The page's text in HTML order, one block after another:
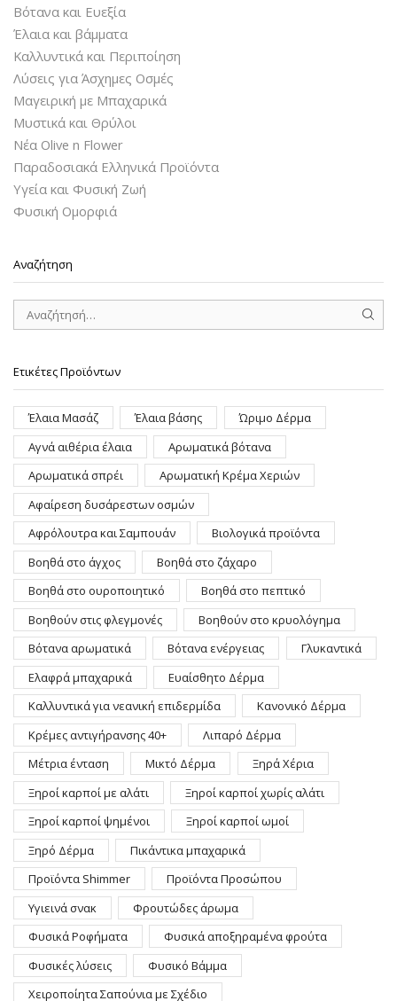
Βότανα και Ευεξία
Έλαια και βάμματα
Καλλυντικά και Περιποίηση
Λύσεις για Άσχημες Οσμές
Μαγειρική με Μπαχαρικά
Μυστικά και Θρύλοι
Νέα Olive n Flower
Παραδοσιακά Ελληνικά Προϊόντα
Υγεία και Φυσική Ζωή
Φυσική Ομορφιά
Αναζήτηση
Ετικέτες Προϊόντων
Έλαια Μασάζ Έλαια βάσης
Ώριμο Δέρμα
Αγνά αιθέρια έλαια
Αρωματικά βότανα
Αρωματικά σπρέι
Αρωματική Κρέμα Χεριών
Αφαίρεση δυσάρεστων οσμών
Αφρόλουτρα και Σαμπουάν
Βιολογικά προϊόντα
Βοηθά στο άγχος
Βοηθά στο ζάχαρο
Βοηθά στο ουροποιητικό
Βοηθά στο πεπτικό
Βοηθούν στις φλεγμονές
Βοηθούν στο κρυολόγημα
Βότανα αρωματικά
Βότανα ενέργειας
Γλυκαντικά
Ελαφρά μπαχαρικά
Ευαίσθητο Δέρμα
Καλλυντικά για νεανική επιδερμίδα
Κανονικό Δέρμα
Κρέμες αντιγήρανσης 40+
Λιπαρό Δέρμα
Μέτρια ένταση
Μικτό Δέρμα
Ξηρά Χέρια
Ξηροί καρποί με αλάτι
Ξηροί καρποί χωρίς αλάτι
Ξηροί καρποί ψημένοι
Ξηροί καρποί ωμοί
Ξηρό Δέρμα
Πικάντικα μπαχαρικά
Προϊόντα Shimmer
Προϊόντα Προσώπου
Υγιεινά σνακ
Φρουτώδες άρωμα
Φυσικά Ροφήματα
Φυσικά αποξηραμένα φρούτα
Φυσικές λύσεις
Φυσικό Βάμμα
Χειροποίητα Σαπούνια με Σχέδιο